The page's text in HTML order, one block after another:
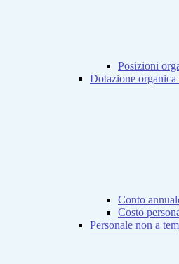
Posizioni
Dotazione organica
Conto
Costo
Personale non a